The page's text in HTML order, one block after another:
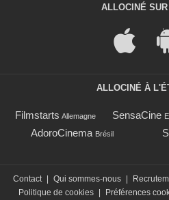
ALLOCINÉ
ALLOCINÉ À
Filmstarts Allemagne SensaCine
AdoroCinema Brésil
Contact | Qui sommes-nous |
Politique de cookies | Préférences